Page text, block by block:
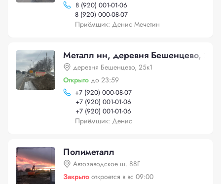
8 (920) 001-01-06
8 (920) 000-08-07
Приёмщик: Денис Мечетин
Металл нн, деревня Бешенцево,
деревня Бешенцево, 25к1
Открыто до 23:59
+7 (920) 000-08-07
+7 (920) 001-01-06
+7 (920) 001-01-06
Приёмщик: Денис
Полиметалл
Автозаводское ш. 88Г
Закрыто откроется в вс 09:00